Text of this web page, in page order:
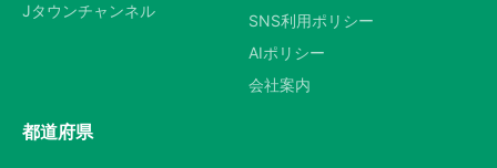
Jタウンチャンネル
SNS利用ポリシー
AIポリシー
会社案内
都道府県